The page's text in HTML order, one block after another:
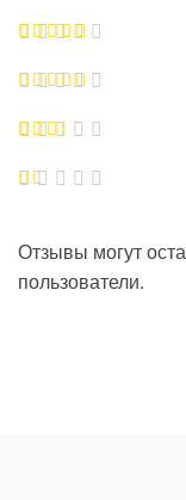
Отзывы могут
пользователи.